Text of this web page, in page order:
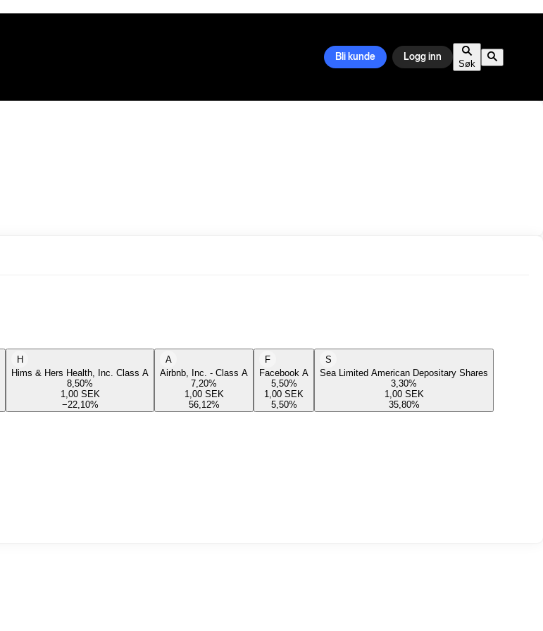
Bli kunde Logg inn
Søk
H
Hims & Hers Health, Inc. Class A
8,50%
1,00 SEK
−22,10%
A
Airbnb, Inc. - Class A
7,20%
1,00 SEK
56,12%
F
Facebook A
5,50%
1,00 SEK
5,50%
S
Sea Limited American Depositary Shares
3,30%
1,00 SEK
35,80%